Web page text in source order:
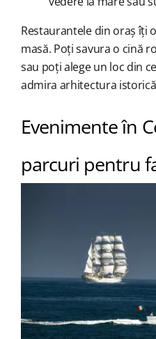
Restaurantele din oraș îți
masă. Poți savura o cină
sau poți alege un loc din
admira arhitectura
Evenimente în
parcuri pentru